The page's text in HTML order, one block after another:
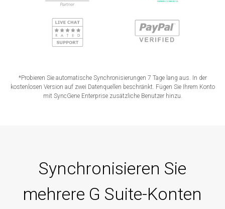
*Probieren Sie automatische Synchronisierungen 7 Tage lang aus. In der
kostenlosen Version auf zwei Datenquellen beschränkt. Fügen Sie Ihrem Konto
mit SyncGene Enterprise zusätzliche Benutzer hinzu.
Synchronisieren Sie
mehrere G Suite-Konten